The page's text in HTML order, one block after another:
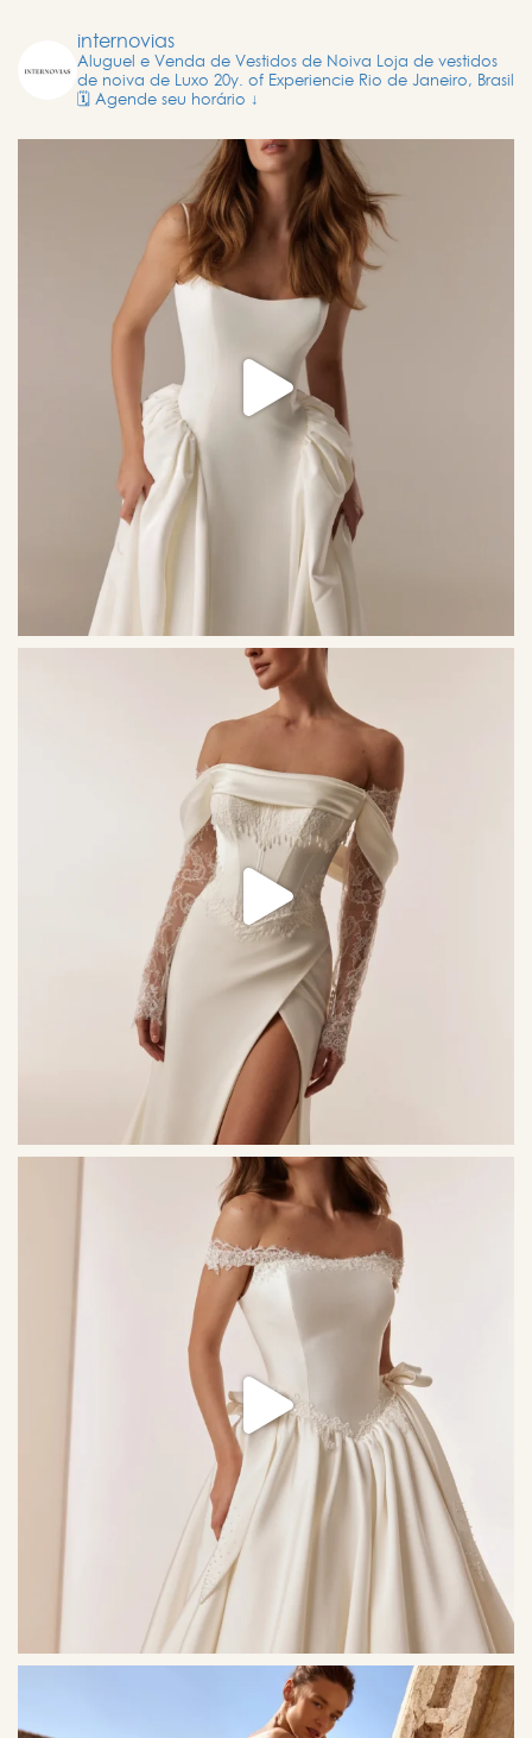
internovias
Aluguel e Venda de Vestidos de Noiva Loja de vestidos
de noiva de Luxo 20y. of Experiencie Rio de Janeiro, Brasil
🗓️ Agende seu horário ↓